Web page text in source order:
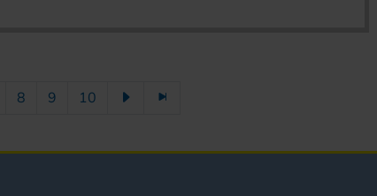
8 9 10